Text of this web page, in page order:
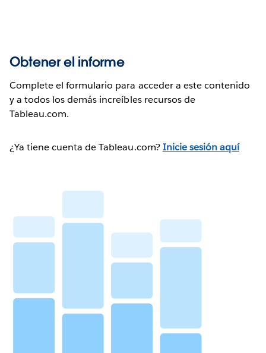
Obtener el informe
Complete el formulario para acceder a este contenido
y a todos los demás increíbles recursos de
Tableau.com.
¿Ya tiene cuenta de Tableau.com?Inicie sesión aquí